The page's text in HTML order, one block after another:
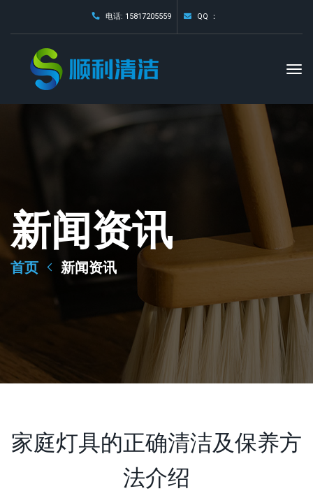
电话: 15817205559 QQ ：
新闻资讯
首页 新闻资讯
家庭灯具的正确清洁及保养方
法介绍